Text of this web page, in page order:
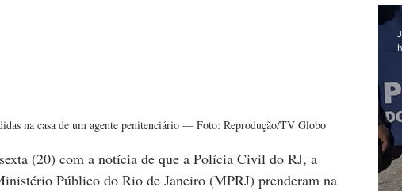
na casa de um agente penitenciário — Foto: Reprodução/TV Globo
(20) com a notícia de que a Polícia Civil do RJ, a
Público do Rio de Janeiro (MPRJ) prenderam na